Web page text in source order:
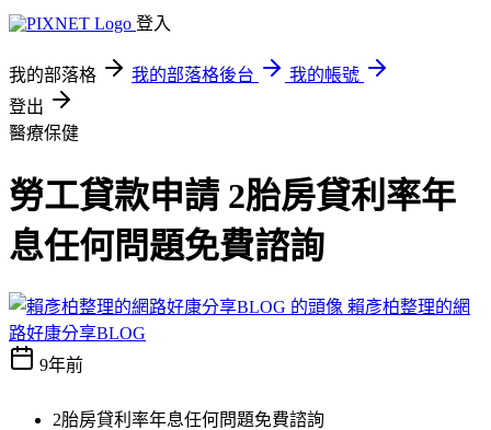
登入
我的部落格 我的部落格後台
我的帳號
登出
醫療保健
勞工貸款申請 2胎房貸利率年
息任何問題免費諮詢
賴彥柏整理的網
路好康分享BLOG
9年前
2胎房貸利率年息任何問題免費諮詢